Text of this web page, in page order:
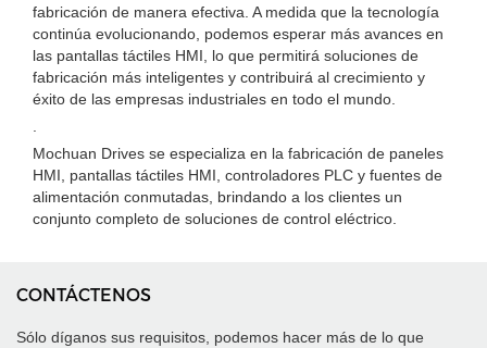
fabricación de manera efectiva. A medida que la tecnología
continúa evolucionando, podemos esperar más avances en
las pantallas táctiles HMI, lo que permitirá soluciones de
fabricación más inteligentes y contribuirá al crecimiento y
éxito de las empresas industriales en todo el mundo.
Mochuan Drives se especializa en la fabricación de paneles
HMI, pantallas táctiles HMI, controladores PLC y fuentes de
alimentación conmutadas, brindando a los clientes un
conjunto completo de soluciones de control eléctrico.
CONTÁCTENOS
Sólo díganos sus requisitos, podemos hacer más de lo que